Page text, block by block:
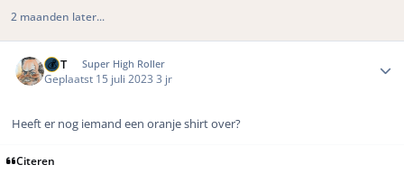
2 maanden later...
MrT Super High Roller
Geplaatst 15 juli 2023 3 jr
Heeft er nog iemand een oranje shirt over?
Citeren